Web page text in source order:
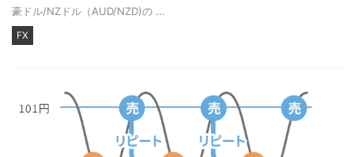
豪ドル/NZドル（AUD/NZD)の ...
FX